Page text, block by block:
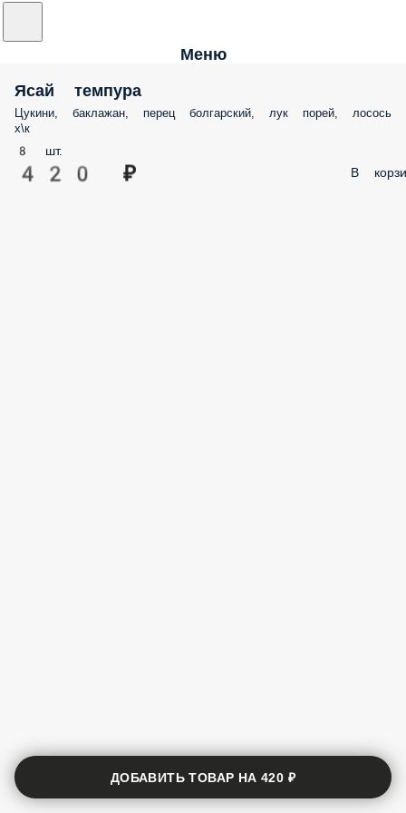
Меню
Ясай темпура
Цукини, баклажан, перец болгарский, лук порей, лосось
х\к
8 шт.
420 ₽ В
ДОБАВИТЬ ТОВАР НА420 ₽